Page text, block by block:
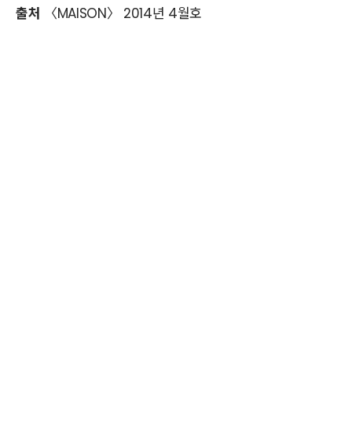
출처 〈MAISON〉 2014년 4월호